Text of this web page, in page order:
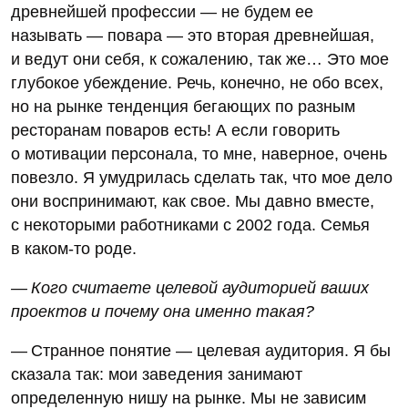
древнейшей профессии — не будем ее
называть — повара — это вторая древнейшая,
и ведут они себя, к сожалению, так же… Это мое
глубокое убеждение. Речь, конечно, не обо всех,
но на рынке тенденция бегающих по разным
ресторанам поваров есть! А если говорить
о мотивации персонала, то мне, наверное, очень
повезло. Я умудрилась сделать так, что мое дело
они воспринимают, как свое. Мы давно вместе,
с некоторыми работниками с 2002 года. Семья
в каком-то роде.
— Кого считаете целевой аудиторией ваших
проектов и почему она именно такая?
— Странное понятие — целевая аудитория. Я бы
сказала так: мои заведения занимают
определенную нишу на рынке. Мы не зависим